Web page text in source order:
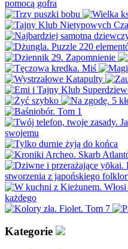
Kategorie